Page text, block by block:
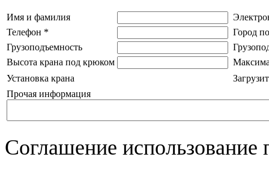
Имя и фамилия
Телефон *
Город
Грузоподъемность
Высота крана под крюком
Установка крана
Прочая информация
Соглашение